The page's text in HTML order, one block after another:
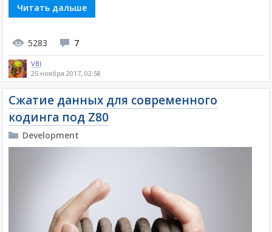
Читать дальше
5283 7
VBI
25 ноября 2017, 02:58
Сжатие данных для современного
кодинга под Z80
Development